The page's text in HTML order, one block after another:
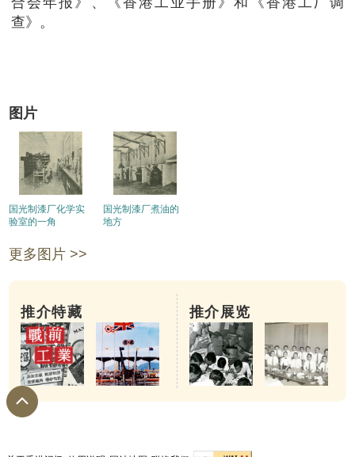
查》。
图片
国光制漆厂化学实
验室的一角
国光制漆厂煮油的
地方
更多图片 >>
推介特藏 推介展览